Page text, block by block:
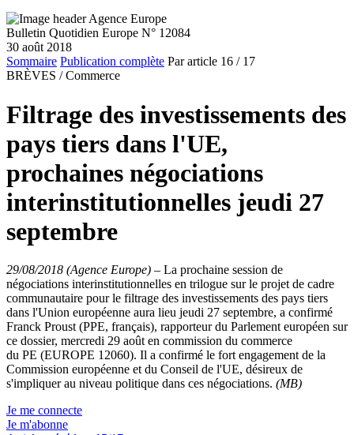
Bulletin Quotidien Europe N° 12084
30 août 2018
Sommaire Publication complète Par article 16 / 17
BRÈVES / Commerce
Filtrage des investissements des
pays tiers dans l'UE,
prochaines négociations
interinstitutionnelles jeudi 27
septembre
29/08/2018 (Agence Europe) – La prochaine session de
négociations interinstitutionnelles en trilogue sur le projet de cadre
communautaire pour le filtrage des investissements des pays tiers
dans l'Union européenne aura lieu jeudi 27 septembre, a confirmé
Franck Proust (PPE, français), rapporteur du Parlement européen sur
ce dossier, mercredi 29 août en commission du commerce
du PE (EUROPE 12060). Il a confirmé le fort engagement de la
Commission européenne et du Conseil de l'UE, désireux de
s'impliquer au niveau politique dans ces négociations. (MB)
Je me connecte
Je m'abonne